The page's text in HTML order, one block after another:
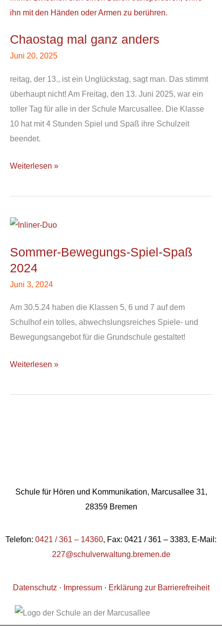
Chaostag mal ganz anders
Juni 20, 2025
reitag, der 13., ist ein Unglückstag, sagt man. Das stimmt
überhaupt nicht! Am Freitag, den 13. Juni 2025, war ein
toller Tag für alle in der Schule Marcusallee. Die Klasse
10 hat mit 4 Stunden Spiel und Spaß ihre Schulzeit
beendet.
anders
Weiterlesen »
Sommer-Bewegungs-Spiel-Spaß
2024
Juni 3, 2024
Am 30.5.24 haben die Klassen 5, 6 und 7 auf dem
Schulhof ein tolles, abwechslungsreiches Spiele- und
Bewegungsangebot für die Grundschule gestaltet!
Sommer-
Spiel-
Spaß
2024
Weiterlesen »
Schule für Hören und Kommunikation, Marcusallee 31,
28359 Bremen
Telefon: 0421 / 361 – 14360, Fax: 0421 / 361 – 3383, E-Mail:
227@schulverwaltung.bremen.de
Datenschutz · Impressum· Erklärung zur Barrierefreiheit